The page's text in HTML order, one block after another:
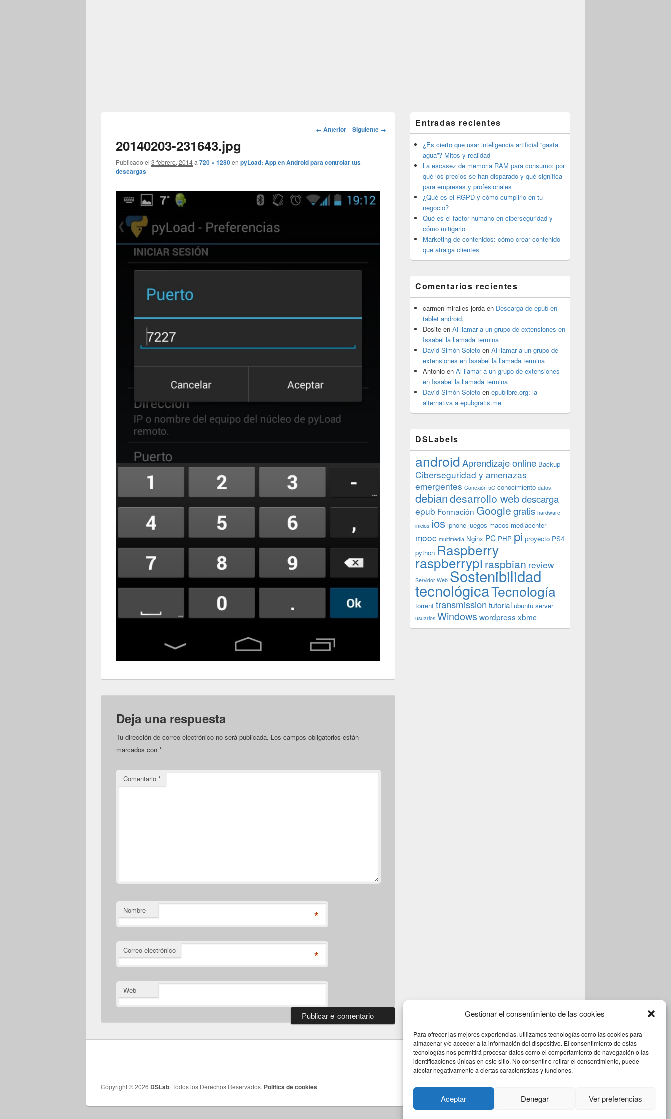
Gestionar el consentimiento de las cookies
Para ofrecer las mejores experiencias, utilizamos tecnologías como las cookies para
almacenar y/o acceder a la información del dispositivo. El consentimiento de estas
tecnologías nos permitirá procesar datos como el comportamiento de navegación o las
identificaciones únicas en este sitio. No consentir o retirar el consentimiento, puede
afectar negativamente a ciertas características y funciones.
Aceptar Denegar Ver preferencias
Navegador
← Anterior Siguiente →
20140203-231643.jpg
Publicado el 3 febrero, 2014a 720 × 1280en pyLoad: App en Android para controlar tus
descargas
Deja una respuesta
Tu dirección de correo electrónico no será publicada. Los campos obligatorios están
marcados con *
Comentario *
Nombre *
Correo electrónico *
Web
área
de
widget
barra
lateral
primaria
Entradas recientes
¿Es cierto que usar inteligencia artificial “gasta
agua”? Mitos y realidad
La escasez de memoria RAM para consumo: por
qué los precios se han disparado y qué significa
para empresas y profesionales
¿Qué es el RGPD y cómo cumplirlo en tu
negocio?
Qué es el factor humano en ciberseguridad y
cómo mitigarlo
Marketing de contenidos: cómo crear contenido
que atraiga clientes
Comentarios recientes
carmen miralles jorda en Descarga de epub en
tablet android.
Dosite en Al llamar a un grupo de extensiones en
Issabel la llamada termina
David Simón Soleto en Al llamar a un grupo de
extensiones en Issabel la llamada termina
Antonio en Al llamar a un grupo de extensiones
en Issabel la llamada termina
David Simón Soleto en epublibre.org: la
alternativa a epubgratis.me
DSLabels
androidAprendizaje online Backup
Ciberseguridad y amenazas
emergentes Conexión 5G conocimiento datos
debiandesarrollo webdescarga
epub Formación Googlegratis hardware
inicios ios iphone juegos macos mediacenter
mooc multimedia Nginx PC PHP pi proyecto PS4
python Raspberry
raspberrypi raspbian review
Servidor Web Sostenibilidad
tecnológicaTecnología
torrent transmission tutorial ubuntu server
usuarios Windowswordpress xbmc
Copyright © 2026 DSLab. Todos los Derechos Reservados. Politica de cookies Theme: Catch Box by